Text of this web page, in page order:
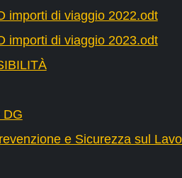
importi di viaggio 2022.odt
importi di viaggio 2023.odt
DG
e Sicurezza sul